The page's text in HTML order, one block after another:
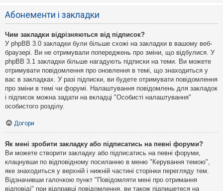
Абонементи і закладки
Чим закладки відрізняються від підписок?
У phpBB 3.0 закладки були більше схожі на закладки в вашому веб-
браузері. Ви не отримували попереджень про зміни, що відбулися. У
phpBB 3.1 закладки більше нагадують підписки на теми. Ви можете
отримувати повідомлення про оновлення в темі, що знаходиться у
вас в закладках. У разі підписки, ви будете отримувати повідомлення
про зміни в темі чи форумі. Налаштування повідомлень для закладок
і підписок можна задати на вкладці "Особисті налаштування"
особистого розділу.
Догори
Як мені зробити закладку або підписатись на певні форуми?
Ви можете створити закладку або підписатись на певні форуми,
клацнувши по відповідному посиланню в меню "Керування темою",
яке знаходиться у верхній і нижній частині сторінки перегляду тем.
Відзначивши галочкою пункт "Повідомляти мені про отримання
відповіді" при відправці повідомлення, ви також підпишетеся на